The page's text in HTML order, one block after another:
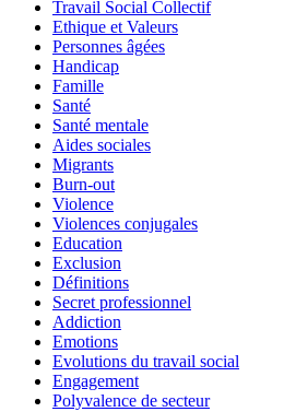
Travail Social Collectif
Ethique et Valeurs
Personnes âgées
Handicap
Famille
Santé
Santé mentale
Aides sociales
Migrants
Burn-out
Violence
Violences conjugales
Education
Exclusion
Définitions
Secret professionnel
Addiction
Emotions
Evolutions du travail social
Engagement
Polyvalence de secteur